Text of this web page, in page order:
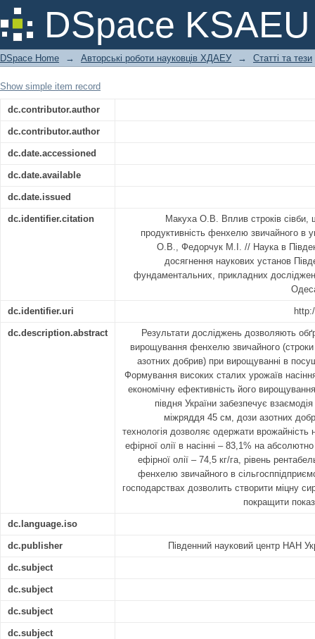
DSpace KSAEU
Вплив строків сівби, ширини
фенхелю звичайного в умовах
DSpace Home → Авторські роботи науковців ХДАЕУ → Статті та тези
Show simple item record
dc.contributor.author
dc.contributor.author
dc.date.accessioned
dc.date.available
dc.date.issued
dc.identifier.citation
Макуха О.В. Вплив строків
продуктивність фенхелю звичайного в
О.В., Федорчук М.І. // Наука в
досягнення наукових установ
фундаментальних, прикладних
dc.identifier.uri
dc.description.abstract
Результати досліджень дозволяють
вирощування фенхелю звичайного
азотних добрив) при вирощуванні в
Формування високих сталих урожаїв
економічну ефективність його
півдня України забезпечує
міжряддя 45 см, дози азотних
технологія дозволяє одержати врожайність
ефірної олії в насінні – 83,1% на
ефірної олії – 74,5 кг/га, рівень
фенхелю звичайного в
господарствах дозволить створити міцну
покращити
dc.language.iso
dc.publisher Південний науковий центр НАН
dc.subject
dc.subject
dc.subject
dc.subject